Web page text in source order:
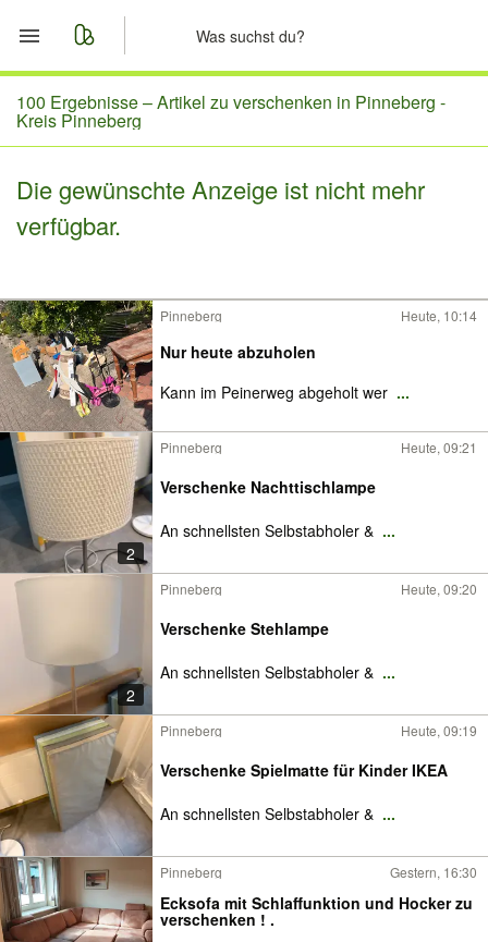
Start
Merkliste
Nachrichten
100 Ergebnisse –Artikel zu verschenken in Pinneberg -
Kreis Pinneberg
Die gewünschte Anzeige ist nicht mehr
verfügbar.
Pinneberg Heute, 10:14
Nur heute abzuholen
Kann im Peinerweg abgeholt wer ...
2
Pinneberg Heute, 09:21
Verschenke Nachttischlampe
An schnellsten Selbstabholer & ...
2
Pinneberg Heute, 09:20
Verschenke Stehlampe
An schnellsten Selbstabholer & ...
Pinneberg Heute, 09:19
Verschenke Spielmatte für Kinder IKEA
An schnellsten Selbstabholer & ...
Pinneberg Gestern, 16:30
Ecksofa mit Schlaffunktion und Hocker zu
verschenken ! .